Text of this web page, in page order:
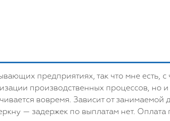
предприятиях, так что мне есть, с
производственных процессов, но
вовремя. Зависит от
— задержек по выплатам нет. Оплата